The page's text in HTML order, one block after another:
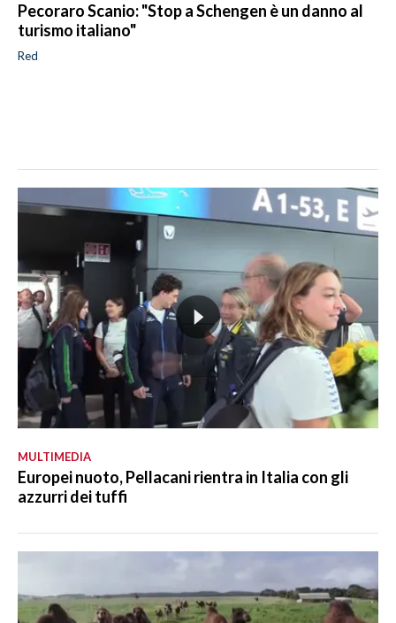
Pecoraro Scanio: "Stop a Schengen è un danno al
turismo italiano"
Red
MULTIMEDIA
Europei nuoto, Pellacani rientra in Italia con gli
azzurri dei tuffi